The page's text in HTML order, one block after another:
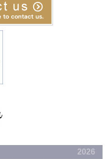
2026